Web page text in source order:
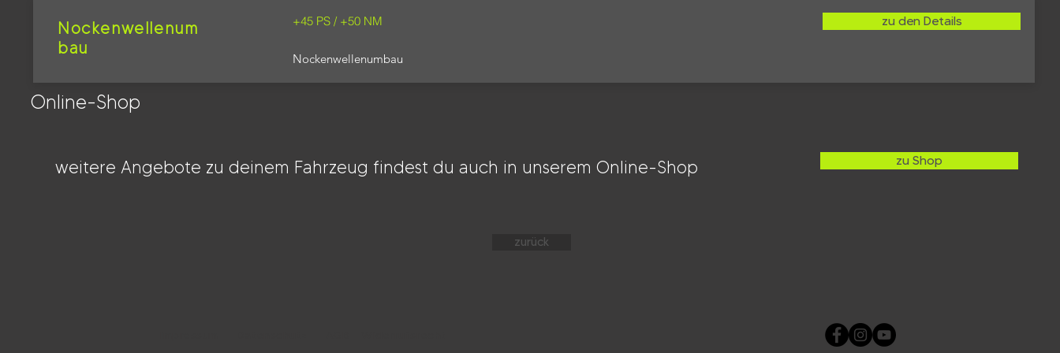
Nockenwellenum
bau
+45 PS / +50 NM
Nockenwellenumbau
zu den Details
Online-Shop
weitere Angebote zu deinem Fahrzeug findest du auch in unserem Online-Shop zu Shop
zurück